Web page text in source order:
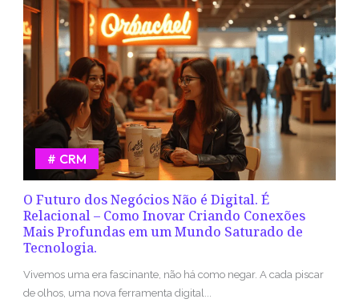
O Futuro dos Negócios Não é Digital. É
Relacional – Como Inovar Criando Conexões
Mais Profundas em um Mundo Saturado de
Tecnologia.
CRM
Vivemos uma era fascinante, não há como negar. A cada piscar
de olhos, uma nova ferramenta digital...